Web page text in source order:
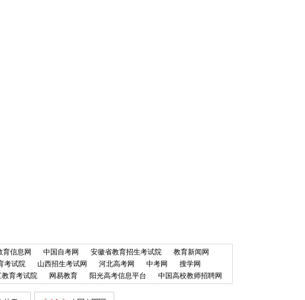
育信息网 中国自考网 安徽省教育招生考试院
教育新闻网
考试院 山西招生考试网 河北高考网 中考网
搜学网
教育考试院 网易教育 阳光高考信息平台 中国高校教师招聘网